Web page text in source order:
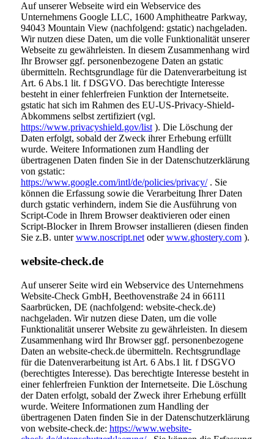
Auf unserer Webseite wird ein Webservice des
Unternehmens Google LLC, 1600 Amphitheatre Parkway,
94043 Mountain View (nachfolgend: gstatic) nachgeladen.
Wir nutzen diese Daten, um die volle Funktionalität unserer
Webseite zu gewährleisten. In diesem Zusammenhang wird
Ihr Browser ggf. personenbezogene Daten an gstatic
übermitteln. Rechtsgrundlage für die Datenverarbeitung ist
Art. 6 Abs.1 lit. f DSGVO. Das berechtigte Interesse
besteht in einer fehlerfreien Funktion der Internetseite.
gstatic hat sich im Rahmen des EU-US-Privacy-Shield-
Abkommens selbst zertifiziert (vgl.
https://www.privacyshield.gov/list). Die Löschung der
Daten erfolgt, sobald der Zweck ihrer Erhebung erfüllt
wurde. Weitere Informationen zum Handling der
übertragenen Daten finden Sie in der Datenschutzerklärung
von gstatic:
https://www.google.com/intl/de/policies/privacy/. Sie
können die Erfassung sowie die Verarbeitung Ihrer Daten
durch gstatic verhindern, indem Sie die Ausführung von
Script-Code in Ihrem Browser deaktivieren oder einen
Script-Blocker in Ihrem Browser installieren (diesen finden
Sie z.B. unterwww.noscript.netoderwww.ghostery.com).
website-check.de
Auf unserer Seite wird ein Webservice des Unternehmens
Website-Check GmbH, Beethovenstraße 24 in 66111
Saarbrücken, DE (nachfolgend: website-check.de)
nachgeladen. Wir nutzen diese Daten, um die volle
Funktionalität unserer Website zu gewährleisten. In diesem
Zusammenhang wird Ihr Browser ggf. personenbezogene
Daten an website-check.de übermitteln. Rechtsgrundlage
für die Datenverarbeitung ist Art. 6 Abs.1 lit. f DSGVO
(berechtigtes Interesse). Das berechtigte Interesse besteht in
einer fehlerfreien Funktion der Internetseite. Die Löschung
der Daten erfolgt, sobald der Zweck ihrer Erhebung erfüllt
wurde. Weitere Informationen zum Handling der
übertragenen Daten finden Sie in der Datenschutzerklärung
von website-check.de: https://www.website-